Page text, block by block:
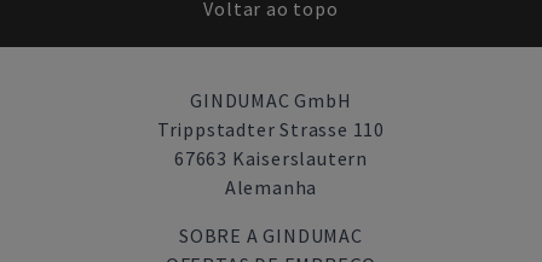
Voltar ao topo
GINDUMAC GmbH
Trippstadter Strasse 110
67663 Kaiserslautern
Alemanha
SOBRE A GINDUMAC